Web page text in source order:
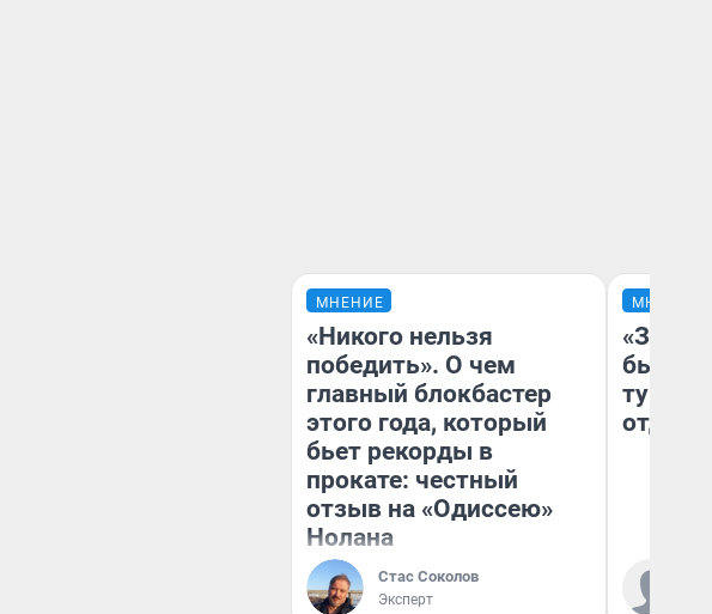
МНЕНИЕ
«Никого нельзя
победить». О чем
главный блокбастер
этого года, который
бьет рекорды в
прокате: честный
отзыв на «Одиссею»
Нолана
Стас Соколов
Эксперт
МНЕНИЕ
«За
были